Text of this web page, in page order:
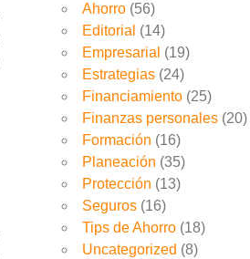
Ahorro (56)
Editorial (14)
Empresarial (19)
Estrategias (24)
Financiamiento (25)
Finanzas personales (20)
Formación (16)
Planeación (35)
Protección (13)
Seguros (16)
Tips de Ahorro (18)
Uncategorized (8)